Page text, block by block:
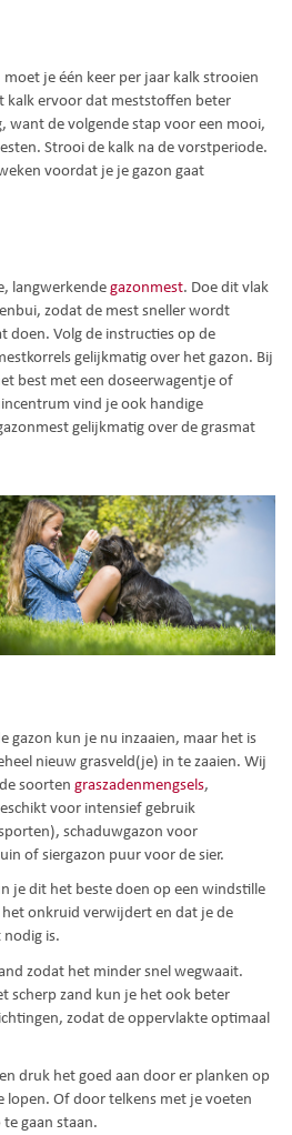
je één keer per jaar kalk strooien
kalk ervoor dat meststoffen beter
want de volgende stap voor een mooi,
Strooi de kalk na de vorstperiode.
voordat je je gazon gaat
langwerkendegazonmest. Doe dit vlak
zodat de mest sneller wordt
doen. Volg de instructies op de
gelijkmatig over het gazon. Bij
best met een doseerwagentje of
vind je ook handige
gelijkmatig over de grasmat
gazon kun je nu inzaaien, maar het is
nieuw grasveld(je) in te zaaien. Wij
soorten graszadenmengsels,
voor intensief gebruik
schaduwgazon voor
of siergazon puur voor de sier.
je dit het beste doen op een windstille
onkruid verwijdert en dat je de
is.
zodat het minder snel wegwaait.
scherp zand kun je het ook beter
zodat de oppervlakte optimaal
druk het goed aan door er planken op
lopen. Of door telkens met je voeten
gaan staan.